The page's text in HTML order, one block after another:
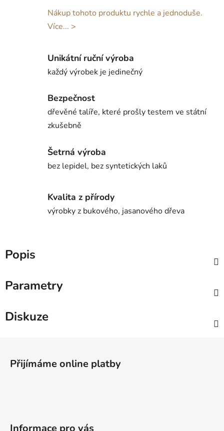
Nákup tohoto produktu rychle a jednoduše.
Více... >
Unikátní ruční výroba
každý výrobek je jedinečný
Bezpečnost
dřevěné talíře, které prošly testem ve státní
zkušebně
Šetrná výroba
bez lepidel, bez syntetických laků
Kvalita z přírody
výrobky z bukového, jasanového dřeva
Popis
Parametry
Diskuze
Přijímáme online platby